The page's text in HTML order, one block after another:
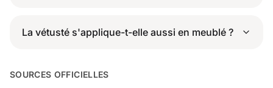
La vétusté s'applique-t-elle aussi en meublé ?
SOURCES OFFICIELLES